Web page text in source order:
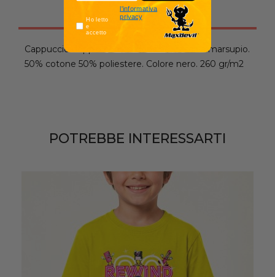
Descrizione
Cappuccio doppio con cordoncino. Tasca a marsupio.
50% cotone 50% poliestere. Colore nero. 260 gr/m2
POTREBBE INTERESSARTI
Ho letto
e
accetto
l'informativa
privacy